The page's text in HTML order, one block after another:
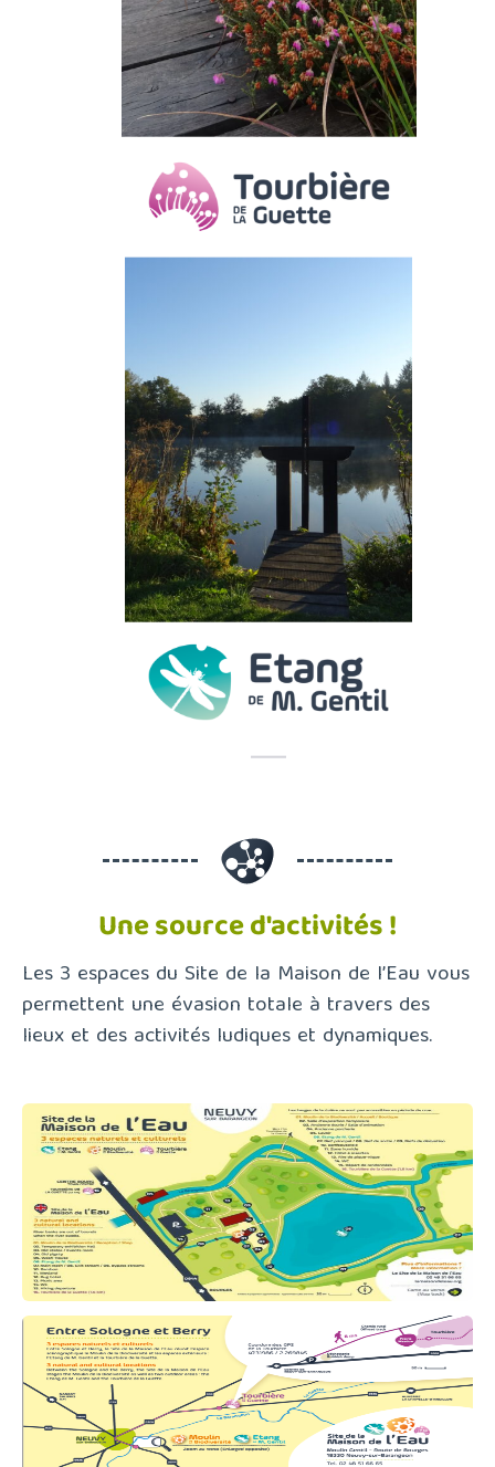
Une source d'activités !
Les 3 espaces du Site de la Maison de l’Eau vous
permettent une évasion totale à travers des
lieux et des activités ludiques et dynamiques.